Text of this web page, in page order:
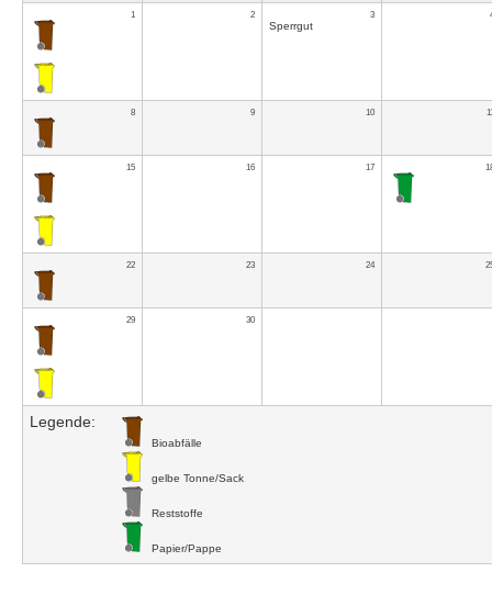
1 2 3
Sperrgut
8 9 10
15 16 17
22 23 24
29 30
Legende:
Bioabfälle
gelbe Tonne/Sack
Reststoffe
Papier/Pappe